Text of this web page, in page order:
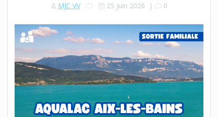
MJC VV 25 juin 2026 | 0